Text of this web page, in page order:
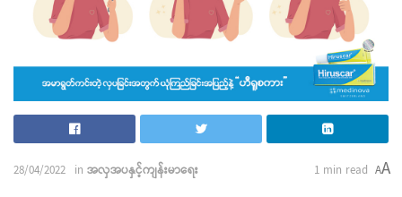
28/04/2022 in အလှအပနှင့်ကျန်းမာရေး 1 min read AA